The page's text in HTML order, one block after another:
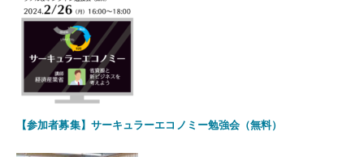
【参加者募集】サーキュラーエコノミー勉強会（無料）